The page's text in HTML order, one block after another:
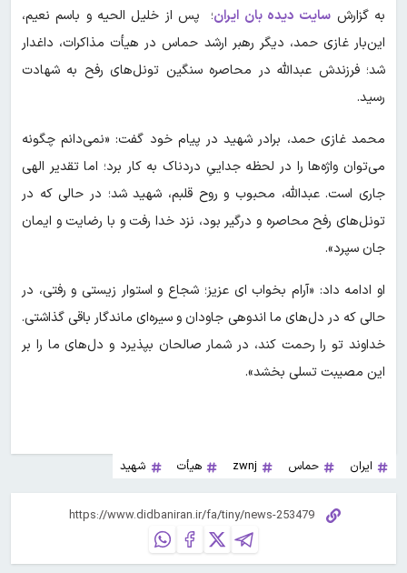
به گزارش سایت دیده بان ایران؛ پس از خلیل الحیه و باسم نعیم،
این‌بار غازی حمد، دیگر رهبر ارشد حماس در هیأت مذاکرات، داغدار
شد؛ فرزندش عبدالله در محاصره سنگین تونل‌های رفح به شهادت
رسید.
محمد غازی حمد، برادر شهید در پیام خود گفت: «نمی‌دانم چگونه
می‌توان واژه‌ها را در لحظه‌ جداییِ دردناک به کار برد؛ اما تقدیر الهی
جاری است. عبدالله، محبوب و روح قلبم، شهید شد؛ در حالی که در
تونل‌های رفح محاصره و درگیر بود، نزد خدا رفت و با رضایت و ایمان
جان سپرد».
او ادامه داد: «آرام بخواب ای عزیز؛ شجاع و استوار زیستی و رفتی، در
حالی که در دل‌های ما اندوهی جاودان و سیره‌ای ماندگار باقی گذاشتی.
خداوند تو را رحمت کند، در شمار صالحان بپذیرد و دل‌های ما را بر
این مصیبت تسلی بخشد».
ایران حماس zwnj هیأت شهید